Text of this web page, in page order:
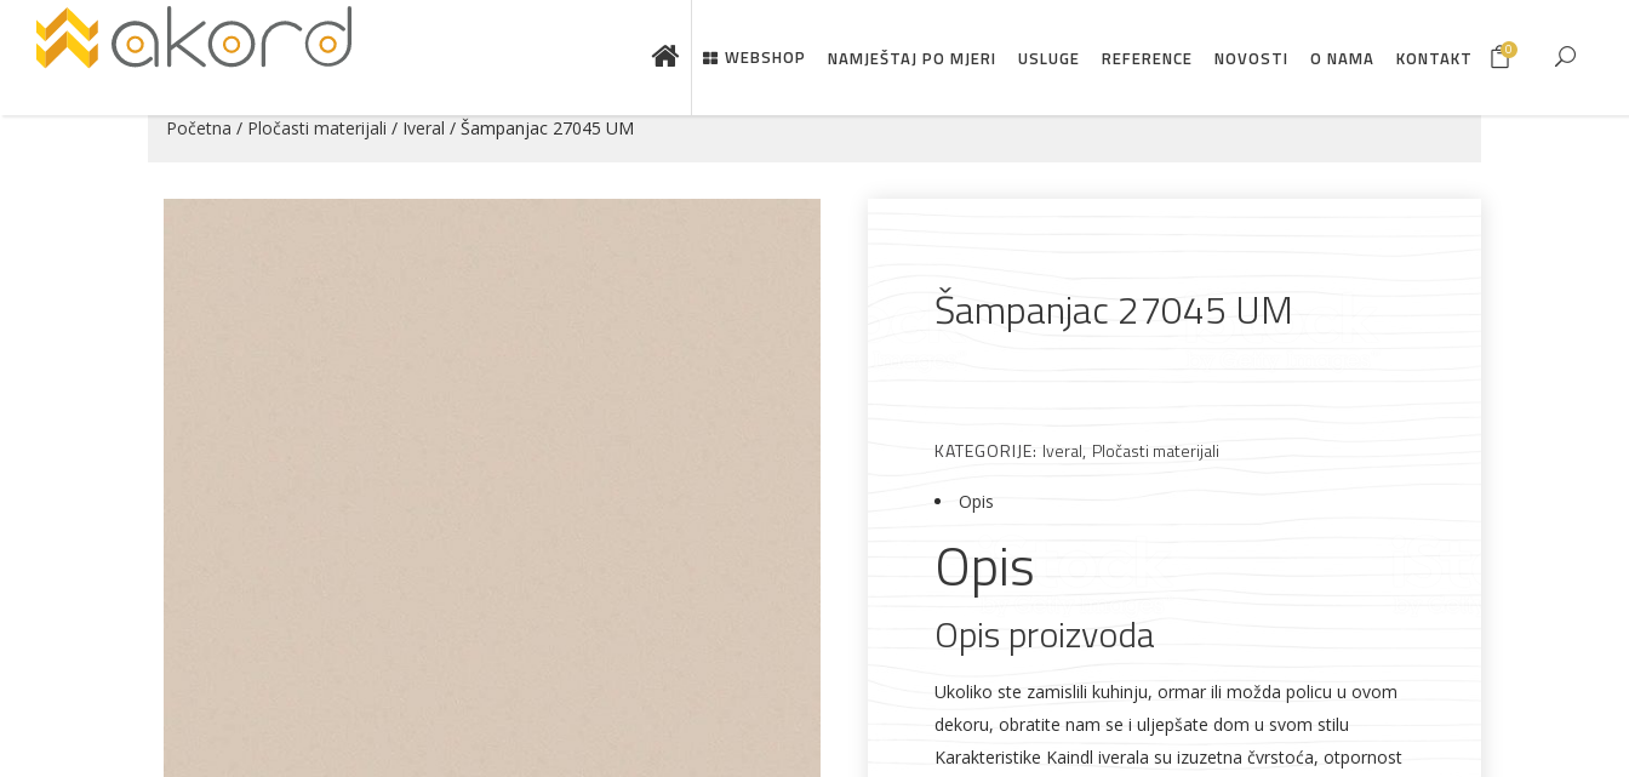
Pogledajte što je novo u ponudi
Rasvjeta Boje i lakovi
WEBSHOP NAMJEŠTAJ PO MJERI USLUGE REFERENCE NOVOSTI O NAMA KONTAKT 0
Početna / Pločasti materijali / Iveral / Šampanjac 27045 UM
Šampanjac 27045 UM
KATEGORIJE: Iveral, Pločasti materijali
Opis
Opis
Opis proizvoda
Ukoliko ste zamislili kuhinju, ormar ili možda policu u ovom
dekoru, obratite nam se i uljepšate dom u svom stilu
Karakteristike Kaindl iverala su izuzetna čvrstoća, otpornost